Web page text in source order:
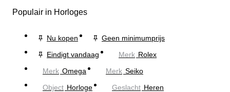
Populair in Horloges
Nu kopen
Geen minimumprijs
Eindigt vandaag
Merk Rolex
Merk Omega Merk Seiko
Object Horloge Geslacht Heren